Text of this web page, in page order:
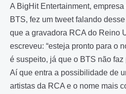
A BigHit Entertainment,
BTS, fez um tweet falando
que a gravadora RCA do Reino
escreveu: “esteja pronto para o
é suspeito, já que o BTS não
Aí que entra a possibilidade de
artistas da RCA e o nome mais